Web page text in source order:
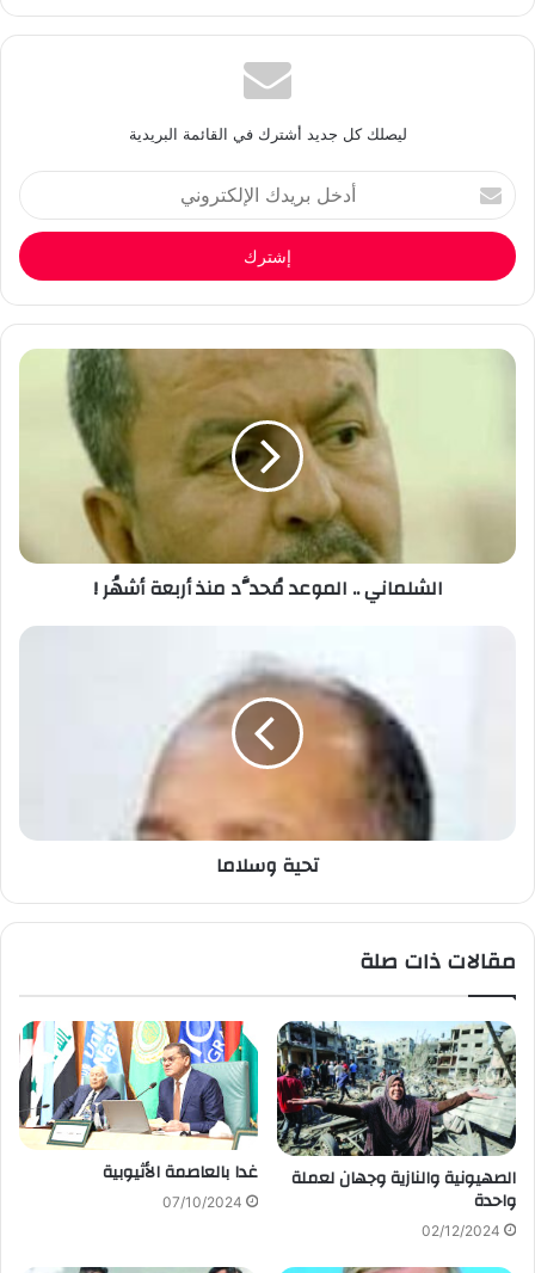
ليصلك كل جديد أشترك في القائمة البريدية
أدخل
بريدك
الإلكتروني
الشلماني .. الموعد مُحدَّد منذ أربعة أشهُر !
تحية وسلاما
مقالات ذات صلة
الصهيونية والنازية وجهان لعملة
واحدة
02/12/2024
غدا بالعاصمة الأثيوبية
07/10/2024